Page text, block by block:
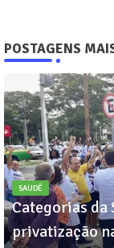
POSTAGENS
SAUDÊ
Categorias da
privatização